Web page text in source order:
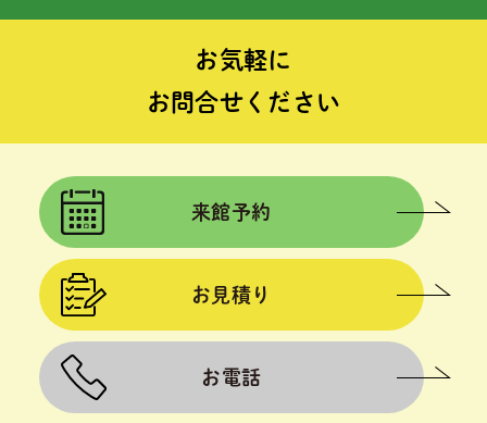
お気軽に
お問合せください
来館予約
お見積り
お電話